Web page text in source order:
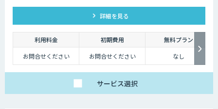
低価格でネットワークを利用できるようになったことも要因のひとつとい
しかし、テレワークを導入した場合には、社内コミュニケーションが難し
くなってしまうのも事実です。それに加え、業態管理も難しくなってしま
うため、テレワークに不安を感じてしまう企業も少なくないでしょう。
ただ、最近ではテレワークを導入する上で役に立つAIツールも増えてきて
おり、それらを有効活用すれば、テレワークのデメリットをある程度解消
詳細を見る
利用料金 初期費用
無料プラン
お問合せください
お問合せください なし
サービス選択